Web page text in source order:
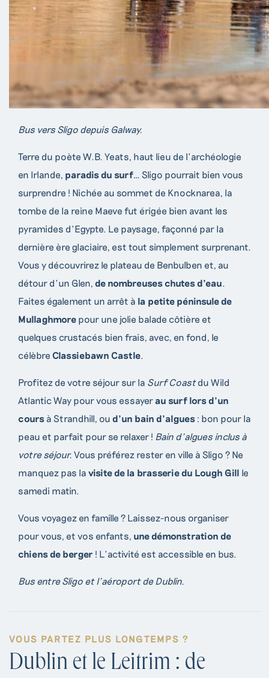
Bus vers Sligo depuis Galway.
Terre du poète W.B. Yeats, haut lieu de l’archéologie
en Irlande, paradis du surf … Sligo pourrait bien vous
surprendre ! Nichée au sommet de Knocknarea, la
tombe de la reine Maeve fut érigée bien avant les
pyramides d’Egypte. Le paysage, façonné par la
dernière ère glaciaire, est tout simplement surprenant.
Vous y découvrirez le plateau de Benbulben et, au
détour d’un Glen, de nombreuses chutes d’eau
Faites également un arrêt à la petite péninsule de
Mullaghmore pour une jolie balade côtière et
quelques crustacés bien frais, avec, en fond, le
célèbre Classiebawn Castle
Profitez de votre séjour sur la Surf Coastdu Wild
Atlantic Way pour vous essayerau surf lors d’un
cours à Strandhill, ou d’un bain d’algues : bon pour la
peau et parfait pour se relaxer ! Bain d’algues inclus à
votre séjour. Vous préférez rester en ville à Sligo ? Ne
manquez pas la visite de la brasserie du Lough Gill le
samedi matin.
Vous voyagez en famille ? Laissez-nous organiser
pour vous, et vos enfants, une démonstration de
chiens de berger ! L’activité est accessible en bus.
Bus entre Sligo et l’aéroport de Dublin.
VOUS PARTEZ PLUS LONGTEMPS ?
Dublin et le Leitrim : de